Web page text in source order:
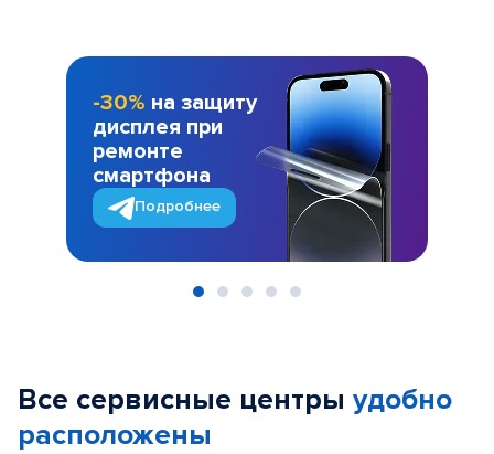
-30% на защиту
дисплея при
ремонте
смартфона
Подробнее
Все сервисные центры удобно
расположены